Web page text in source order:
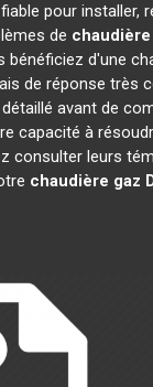
pour installer,
de
d'une
de réponse très
avant de
capacité à
leurs
chaudière gaz